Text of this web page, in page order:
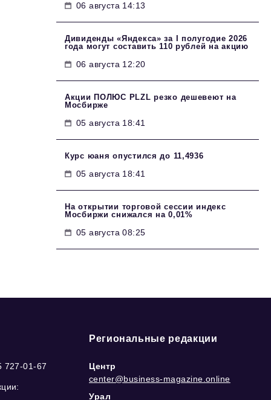
06 августа 14:13
Дивиденды «Яндекса» за I полугодие 2026
года могут составить 110 рублей на акцию
06 августа 12:20
Акции ПОЛЮС PLZL резко дешевеют на
Мосбирже
05 августа 18:41
Курс юаня опустился до 11,4936
05 августа 18:41
На открытии торговой сессии индекс
Мосбиржи снижался на 0,01%
05 августа 08:25
727-01-67
Региональные редакции
Центр
center@business-magazine.online
Урал